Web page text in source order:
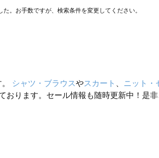
。お手数ですが、検索条件を変更してください。
シャツ・ブラウスやスカート ニット・
おります。セール情報も随時更新中！是非